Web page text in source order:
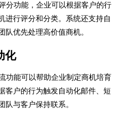
分功能，企业可以根据客户的行
进行评分和分类。系统还支持自
队优先处理高价值商机。
化
功能可以帮助企业制定商机培育
客户的行为触发自动化邮件、短
队与客户保持联系。